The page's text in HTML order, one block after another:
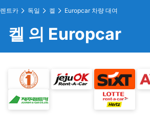
렌트카 독일 켈 Europcar 차량 대여
켈 의 Europcar